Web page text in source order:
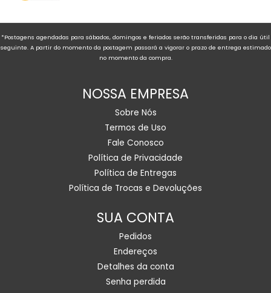
*Postagens agendadas para sábados, domingos e feriados serão transferidas para o dia útil
seguinte. A partir do momento da postagem passará a vigorar o prazo de entrega estimado
no momento da compra.
NOSSA EMPRESA
Sobre Nós
Termos de Uso
Fale Conosco
Política de Privacidade
Política de Entregas
Política de Trocas e Devoluções
SUA CONTA
Pedidos
Endereços
Detalhes da conta
Senha perdida